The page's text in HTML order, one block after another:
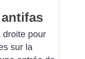
droite pour
sur la